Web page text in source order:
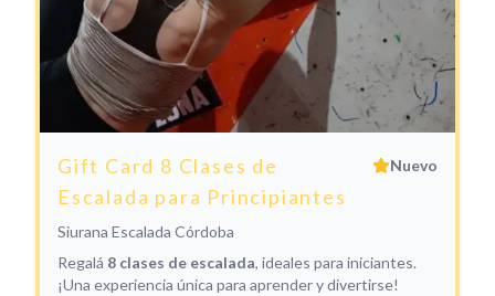
Gift Card 8 Clases de
Escalada para Principiantes
Nuevo
Siurana Escalada Córdoba
Regalá 8 clases de escalada, ideales para iniciantes.
¡Una experiencia única para aprender y divertirse!